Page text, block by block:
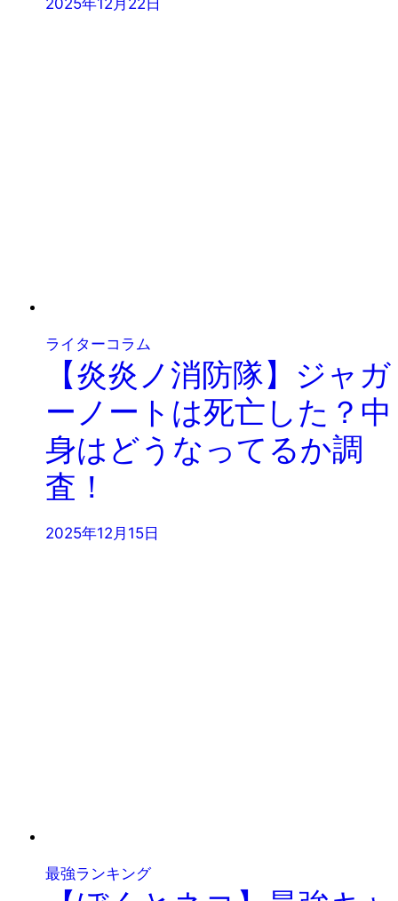
ライターコラム
【炎炎ノ消防隊】ジャガ
ーノートは死亡した？中
身はどうなってるか調
査！
2025年12月15日
最強ランキング